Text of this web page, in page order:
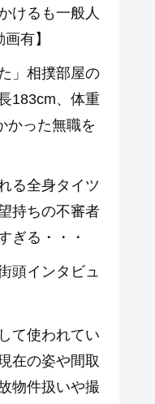
けるも一般人
有】
」相撲部屋の
183cm、体重
かった無職を
る全身タイツ
持ちの不審者
ぎる・・・
頭インタビュ
て使われてい
在の姿や間取
物件扱いや撮